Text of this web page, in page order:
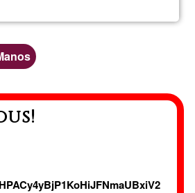
Sanación